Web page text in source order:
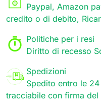
Paypal, Amazon
credito o di debito,
Politiche per i resi
Diritto di recesso
Spedizioni
Spedito entro le
tracciabile con firma del